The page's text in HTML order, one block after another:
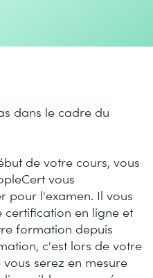
dans le cadre du
de votre cours, vous
vous
pour l'examen. Il vous
en ligne et
formation depuis
c'est lors de votre
serez en mesure